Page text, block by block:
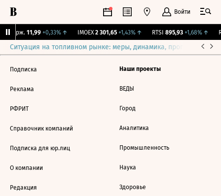
Войти
Бирж. 11,99 +0,33%↑ IMOEX 2 301,65 +1,43%↑ RTSI 895,93 +1,68%↑
Ситуация на топливном рынке: меры, динамика, прогнозы
Подписка
Реклама
РФРИТ
Справочник компаний
Подписка для юр.лиц
О компании
Редакция
Наши проекты
ВЕДЫ
Город
Аналитика
Промышленность
Наука
Здоровье